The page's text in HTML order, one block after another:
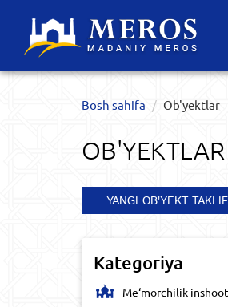
Bosh sahifa Ob'yektlar​
OB'YEKTLAR​
YANGI OB'YEKT
Kategoriya
Me‘morchilik